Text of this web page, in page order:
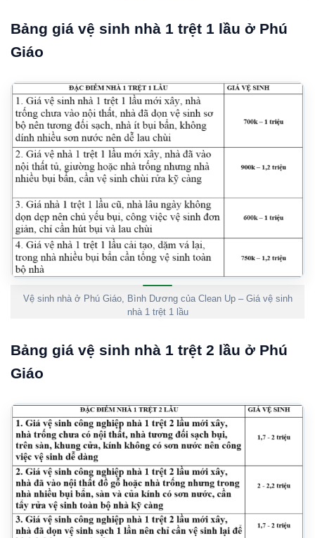
Bảng giá vệ sinh nhà 1 trệt 1 lầu ở Phú
Giáo
Vệ sinh nhà ở Phú Giáo, Bình Dương của Clean Up – Giá vệ sinh
nhà 1 trệt 1 lầu
Bảng giá vệ sinh nhà 1 trệt 2 lầu ở Phú
Giáo